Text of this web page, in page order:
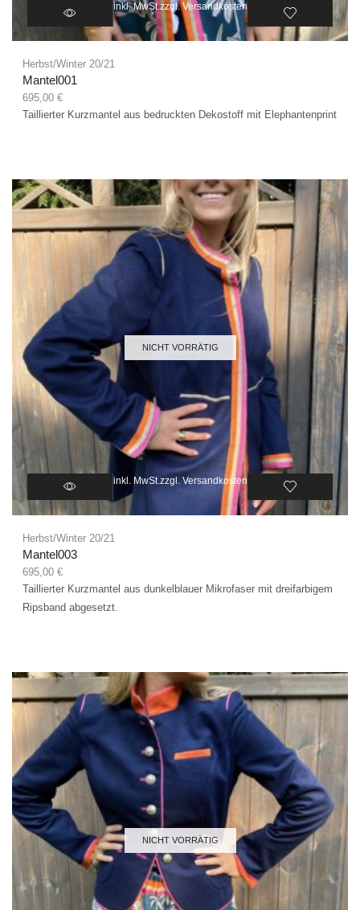
inkl. MwSt.zzgl.Versandkosten
Herbst/Winter 20/21
Mantel001
695,00 €
Taillierter Kurzmantel aus bedruckten Dekostoff mit Elephantenprint
NICHT VORRÄTIG
inkl. MwSt.zzgl.Versandkosten
Herbst/Winter 20/21
Mantel003
695,00 €
Taillierter Kurzmantel aus dunkelblauer Mikrofaser mit dreifarbigem
Ripsband abgesetzt.
NICHT VORRÄTIG